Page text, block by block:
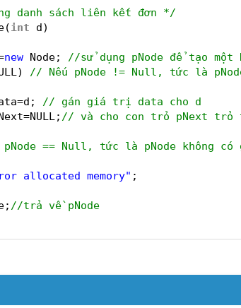
danh sách liên kết đơn */
int
d)
new Node; //sử dụng pNode để tạo một
// Nếu pNode != Null, tức là
// gán giá trị data cho d
// và cho con trỏ pNext
pNode == Null, tức là pNode không
allocated memory" ;
//trả về pNode